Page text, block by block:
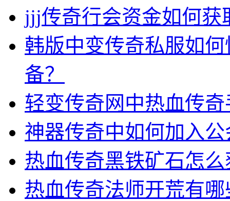
jjj传奇行会资金如何获
韩版中变传奇私服如
备？
轻变传奇网中热血传
神器传奇中如何加入公
热血传奇黑铁矿石怎
热血传奇法师开荒有